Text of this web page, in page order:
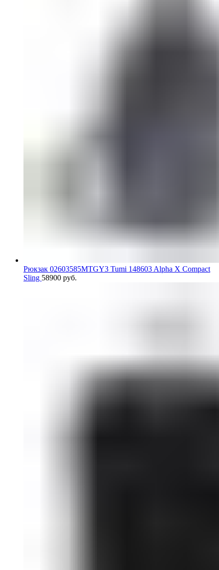
Рюкзак 02603585MTGY3 Tumi 148603 Alpha X Compact
Sling 58900 руб.